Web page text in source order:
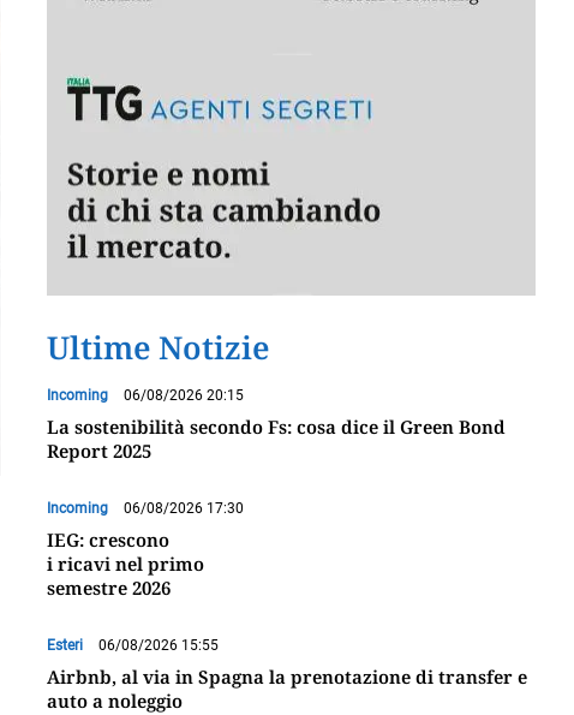
Ultime Notizie
Incoming 06/08/2026 20:15
La sostenibilità secondo Fs: cosa dice il Green Bond
Report 2025
Incoming 06/08/2026 17:30
IEG: crescono
i ricavi nel primo
semestre 2026
Esteri 06/08/2026 15:55
Airbnb, al via in Spagna la prenotazione di transfer e
auto a noleggio